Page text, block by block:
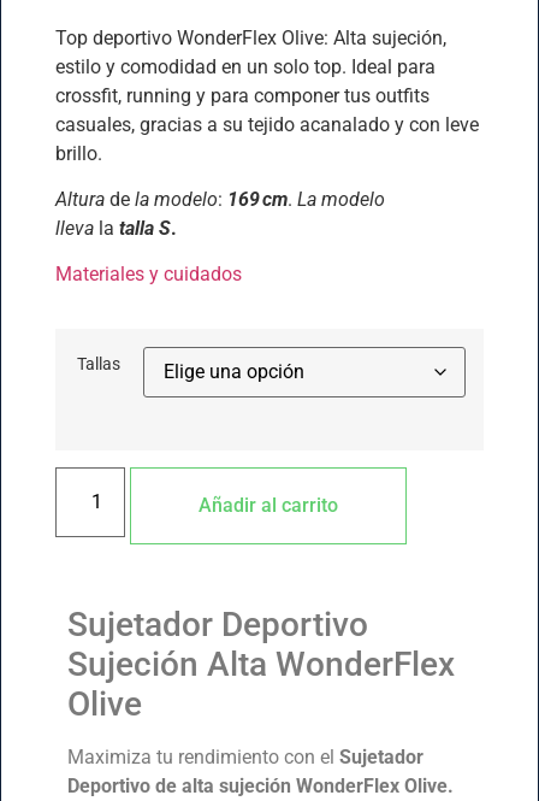
Top deportivo WonderFlex Olive: Alta sujeción,
estilo y comodidad en un solo top. Ideal para
crossfit, running y para componer tus outfits
casuales, gracias a su tejido acanalado y con leve
brillo.
Alturade la modelo: 169 cm. La modelo
llevala talla S.
Materiales y cuidados
Tallas
Añadir al carrito
Sujetador Deportivo
Sujeción Alta WonderFlex
Olive
Maximiza tu rendimiento con el Sujetador
Deportivo de alta sujeción WonderFlex Olive.